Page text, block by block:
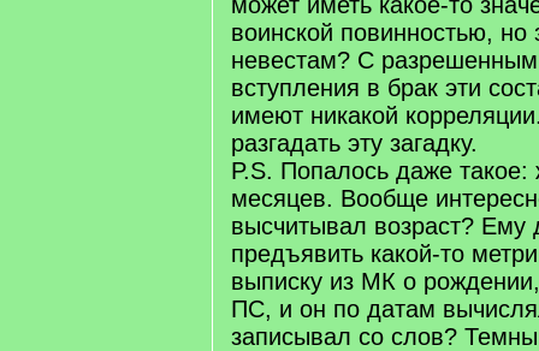
воинской повинностью, но
невестам? С
вступления в брак эти
имеют никакой
разгадать эту загадку.
P.S. Попалось даже такое:
месяцев. Вообще
высчитывал возраст?
предъявить какой-то
выписку из МК о
ПС, и он по датам
записывал со слов?